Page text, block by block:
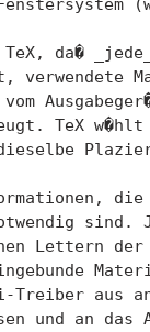
da�
verwendete
TeX w�hlt
die
sind.
Lettern der
Treiber aus
und an das